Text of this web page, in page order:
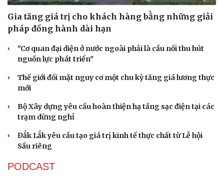
Gia tăng giá trị cho khách hàng bằng những giải
pháp đồng hành dài hạn
"Cơ quan đại diện ở nước ngoài phải là cầu nối thu hút
nguồn lực phát triển"
Thế giới đối mặt nguy cơ một chu kỳ tăng giá lương thực
mới
Bộ Xây dựng yêu cầu hoàn thiện hạ tầng sạc điện tại các
trạm dừng nghỉ
Đắk Lắk yêu cầu tạo giá trị kinh tế thực chất từ Lễ hội
Sầu riêng
PODCAST